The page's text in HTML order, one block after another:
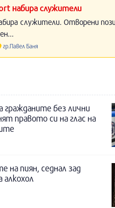
набира служители
служители. Отворени
гр.Павел Баня
без лични
правото си на глас на
на пиян, седнал зад
алкохол